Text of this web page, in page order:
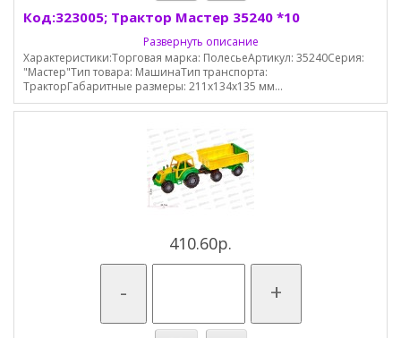
Код:323005; Трактор Мастер 35240 *10
Развернуть описание
Характеристики:Торговая марка: ПолесьеАртикул: 35240Серия:
"Мастер"Тип товара: МашинаТип транспорта:
ТракторГабаритные размеры: 211х134х135 мм...
410.60р.
- +